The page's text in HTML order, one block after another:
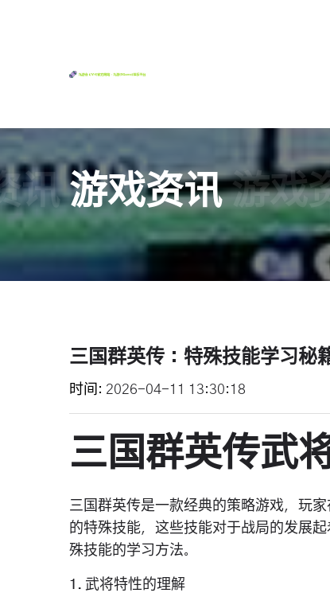
讯 游戏资讯 游戏
三国群英传：特殊技能学习秘
时间 2026-04-11 13:30:18
三国群英传武
三国群英传是一款经典的策略游戏，玩
的特殊技能，这些技能对于战局的发展
殊技能的学习方法。
1. 武将特性的理解